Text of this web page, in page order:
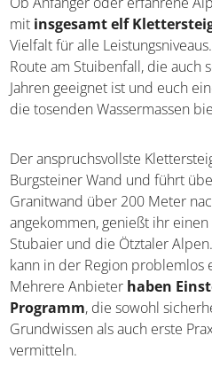
Klettern und Klettersteige
Ob Anfänger oder erfahrene
mitinsgesamt elf
Vielfalt für alle
Route am Stuibenfall, die auch
auf die tosenden
Der anspruchsvollste
Burgsteiner Wand und führt
Granitwand über 200 Meter
angekommen, genießt ihr
die Stubaier und die Ötztaler
ist, kann in der Region
belegen: Mehrere Anbieter
Programm